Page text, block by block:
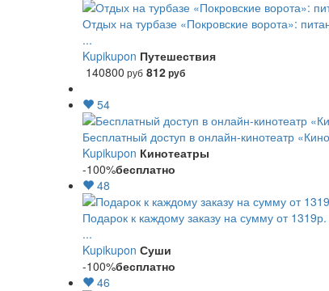
Отдых на турбазе «Покровские ворота»:
...
Kupikupon Путешествия
140800 руб 812руб
54
Бесплатный доступ в онлайн-кинотеатр
Kupikupon Кинотеатры
-100%бесплатно
48
Подарок к каждому заказу на сумму от
...
Kupikupon Суши
-100%бесплатно
46